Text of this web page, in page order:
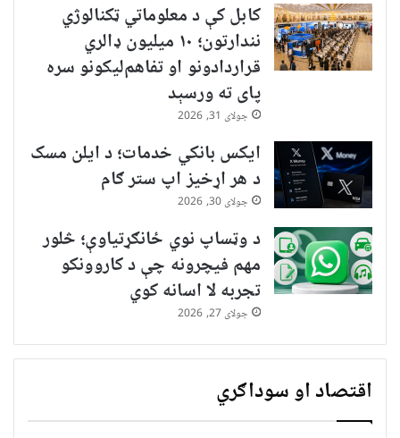
کابل کې د معلوماتي ټکنالوژي
نندارتون؛ ۱۰ میلیون ډالري
قراردادونو او تفاهم‌لیکونو سره
پای ته ورسېد
جولای 31, 2026
ایکس بانکي خدمات؛ د ایلن مسک
د هر اړخیز اپ ستر ګام
جولای 30, 2026
د وټساپ نوي ځانګړتیاوې؛ څلور
مهم فیچرونه چې د کاروونکو
تجربه لا اسانه کوي
جولای 27, 2026
اقتصاد او سوداګري